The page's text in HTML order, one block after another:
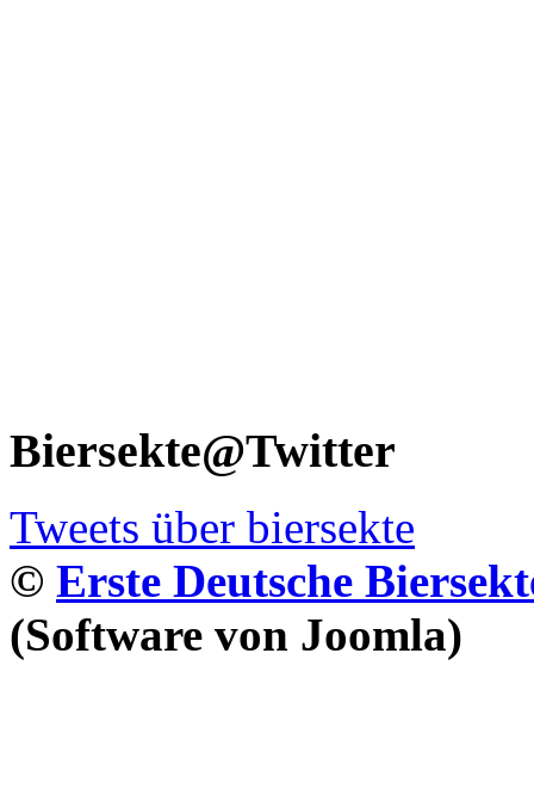
Biersekte@Twitter
Tweets über biersekte
© Erste Deutsche
(Software von Joomla)